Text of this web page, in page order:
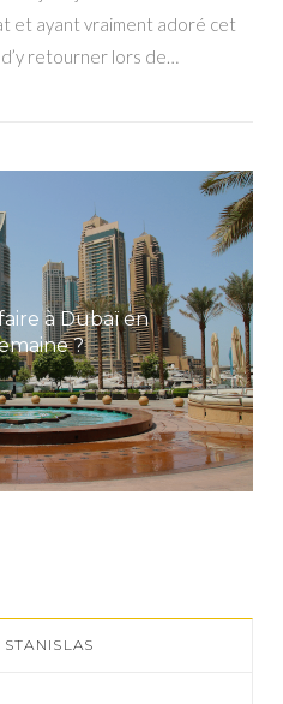
et ayant vraiment adoré cet
retourner lors de…
à Dubaï en
?